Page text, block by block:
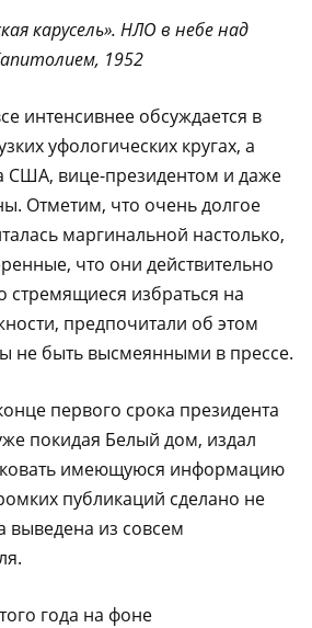
карусель». НЛО в небе над
1952
интенсивнее обсуждается в
уфологических кругах, а
США, вице-президентом и даже
Отметим, что очень долгое
маргинальной настолько,
что они действительно
избраться на
предпочитали об этом
не быть высмеянными в прессе.
первого срока президента
покидая Белый дом, издал
имеющуюся информацию
публикаций сделано не
выведена из совсем
года на фоне